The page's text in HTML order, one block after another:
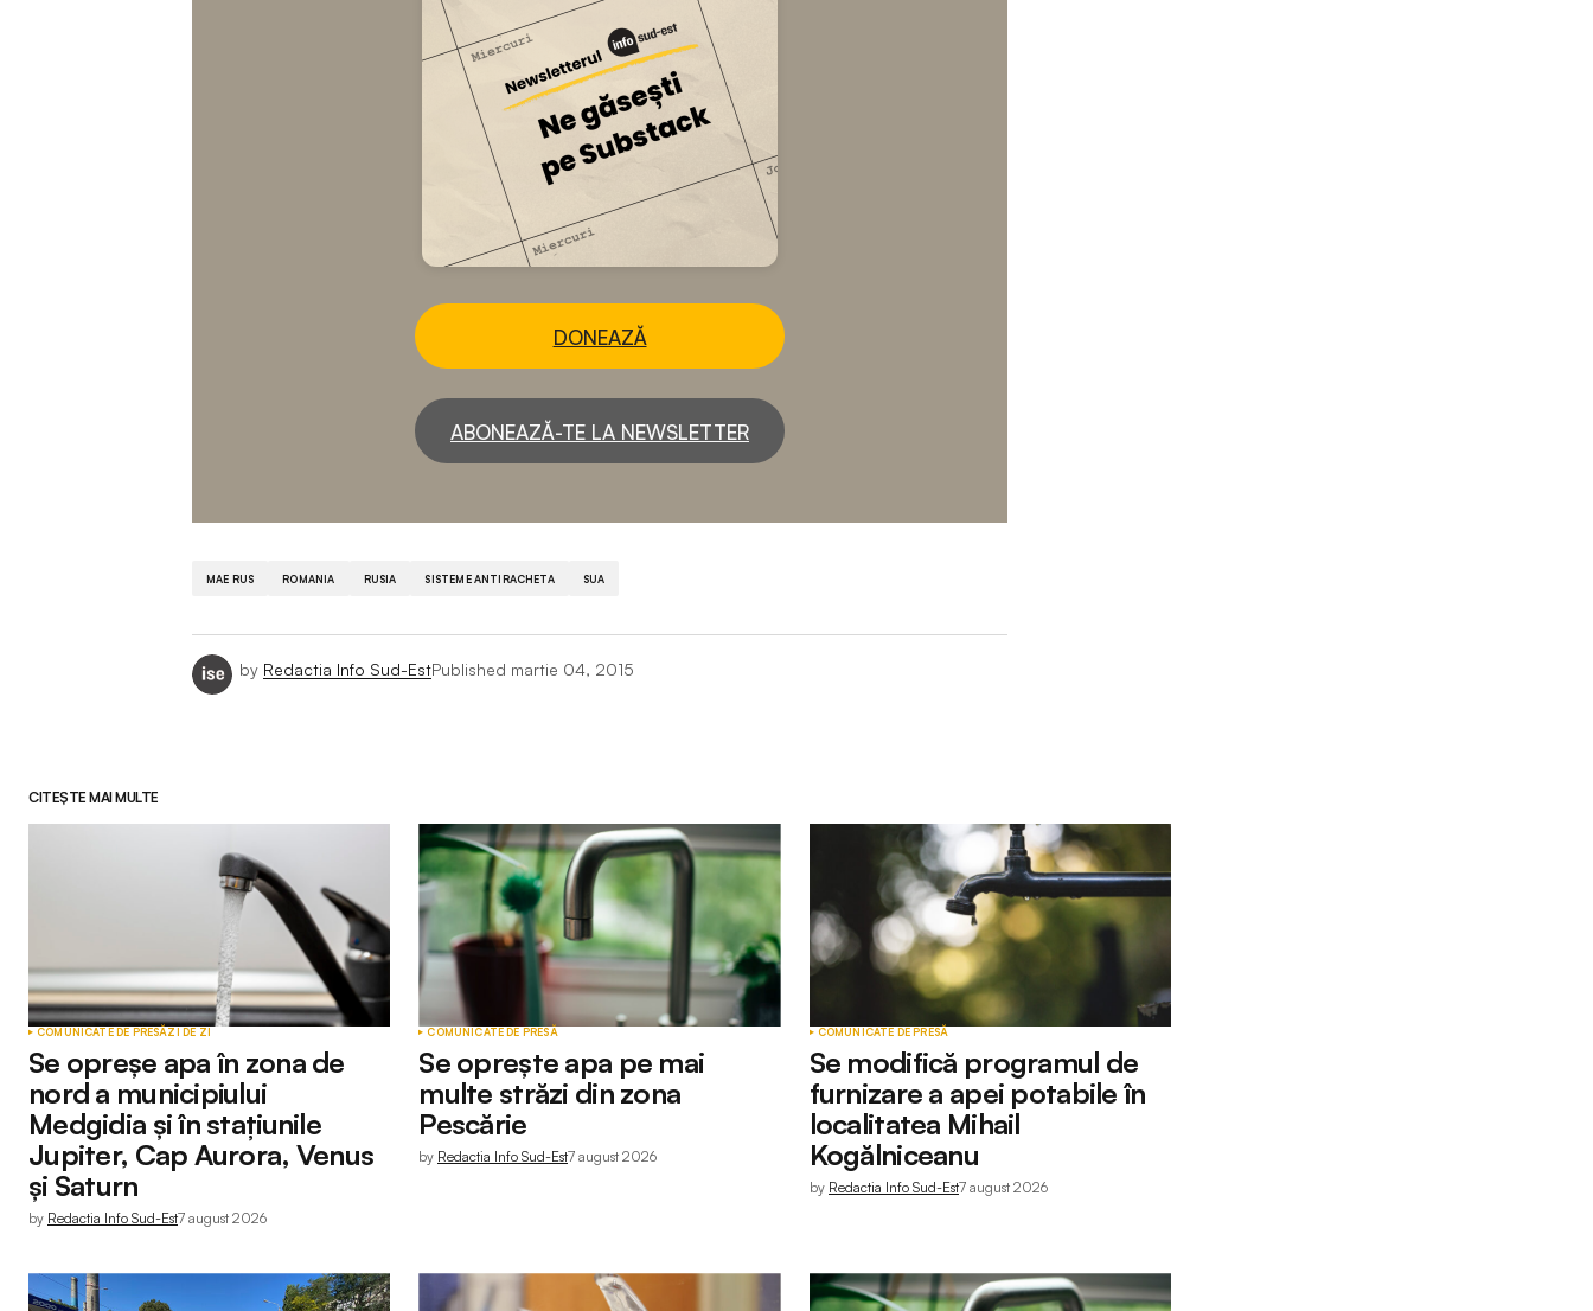
DONEAZĂ
ABONEAZĂ-TE LA NEWSLETTER
MAE RUS ROMANIA RUSIA SISTEME ANTIRACHETA SUA
by Redactia Info Sud-EstPublished martie 04, 2015
CITEȘTE MAI MULTE
COMUNICATE DE PRESĂZI DE ZI
Se opreșe apa în zona de
nord a municipiului
Medgidia și în stațiunile
Jupiter, Cap Aurora, Venus
și Saturn
by Redactia Info Sud-Est7 august 2026
COMUNICATE DE PRESĂ
Se oprește apa pe mai
multe străzi din zona
Pescărie
by Redactia Info Sud-Est7 august 2026
COMUNICATE DE PRESĂ
Se modifică programul de
furnizare a apei potabile în
localitatea Mihail
Kogălniceanu
by Redactia Info Sud-Est7 august 2026